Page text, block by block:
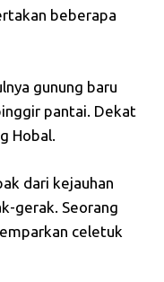
beberapa
gunung baru
pantai. Dekat
Hobal.
dari kejauhan
gerak. Seorang
celetuk